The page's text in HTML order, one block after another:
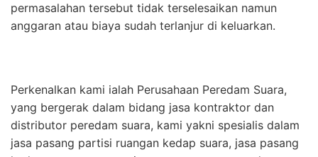
permasalahan tersebut tidak terselesaikan namun
anggaran atau biaya sudah terlanjur di keluarkan.
Perkenalkan kami ialah Perusahaan Peredam Suara,
yang bergerak dalam bidang jasa kontraktor dan
distributor peredam suara, kami yakni spesialis dalam
jasa pasang partisi ruangan kedap suara, jasa pasang